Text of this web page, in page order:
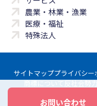
お問い合わせ
農業・林業・漁業
医療・福祉
特殊法人
サイトマッププライバシー
商標について 反社会勢